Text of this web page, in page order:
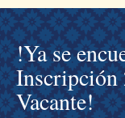
!Ya se
Inscripción
Vacante!